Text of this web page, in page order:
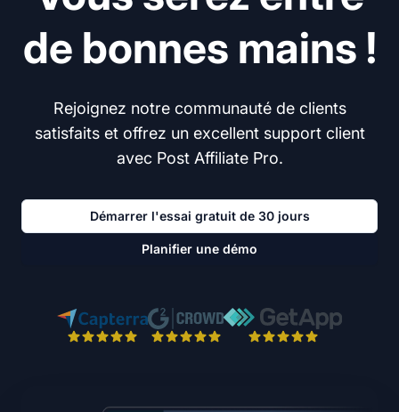
de bonnes mains !
Rejoignez notre communauté de clients
satisfaits et offrez un excellent support client
avec Post Affiliate Pro.
Démarrer l'essai gratuit de 30 jours
Planifier une démo